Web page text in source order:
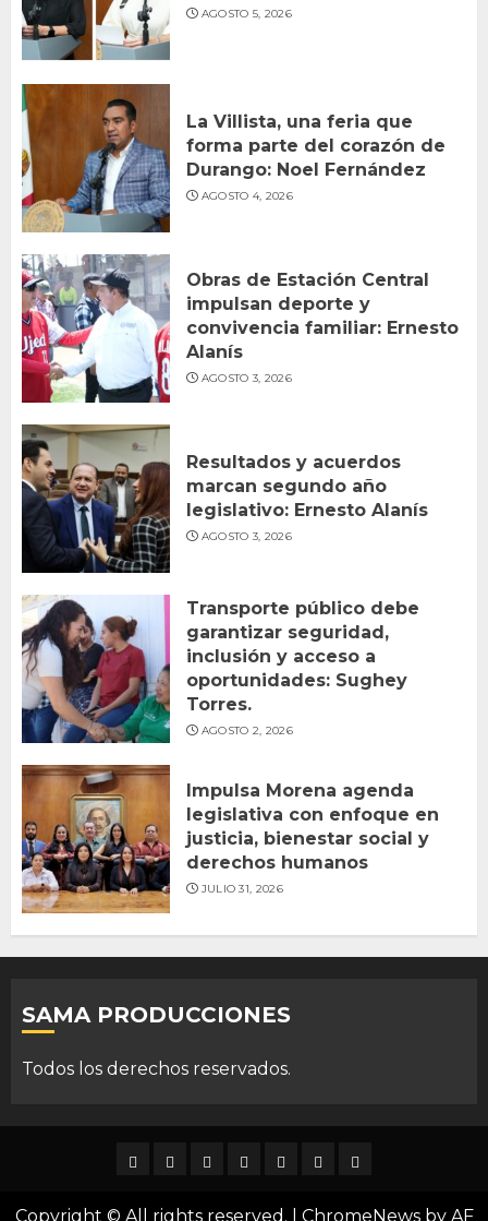
AGOSTO 5, 2026
La Villista, una feria que
forma parte del corazón de
Durango: Noel Fernández
AGOSTO 4, 2026
Obras de Estación Central
impulsan deporte y
convivencia familiar: Ernesto
Alanís
AGOSTO 3, 2026
Resultados y acuerdos
marcan segundo año
legislativo: Ernesto Alanís
AGOSTO 3, 2026
Transporte público debe
garantizar seguridad,
inclusión y acceso a
oportunidades: Sughey
Torres.
AGOSTO 2, 2026
Impulsa Morena agenda
legislativa con enfoque en
justicia, bienestar social y
derechos humanos
JULIO 31, 2026
SAMA PRODUCCIONES
Todos los derechos reservados.
DURANGO
NACIONAL
INTERNACIONAL
DEPORTES
ENTRETENIMIENTO
CIENCIAOPINION
Copyright © All rights reserved. ChromeNewsby AF